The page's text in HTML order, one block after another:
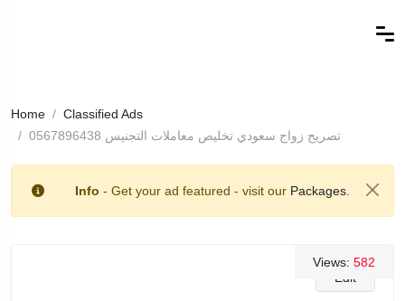
Home
Classified Ads
تصريح زواج سعودي تخليص معاملات التجنيس 0567896438
Info - Get your ad featured - visit our Packages.
Edit
Views: 582